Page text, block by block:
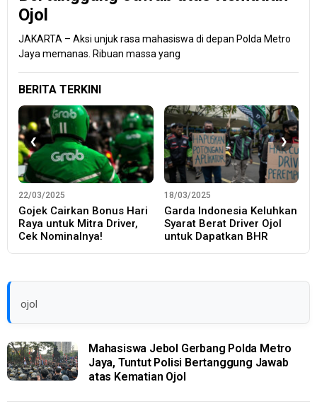
Ojol
JAKARTA – Aksi unjuk rasa mahasiswa di depan Polda Metro
Jaya memanas. Ribuan massa yang
BERITA TERKINI
22/03/2025
Gojek Cairkan Bonus Hari
Raya untuk Mitra Driver,
Cek Nominalnya!
18/03/2025
Garda Indonesia Keluhkan
Syarat Berat Driver Ojol
untuk Dapatkan BHR
ojol
Mahasiswa Jebol Gerbang Polda Metro
Jaya, Tuntut Polisi Bertanggung Jawab
atas Kematian Ojol